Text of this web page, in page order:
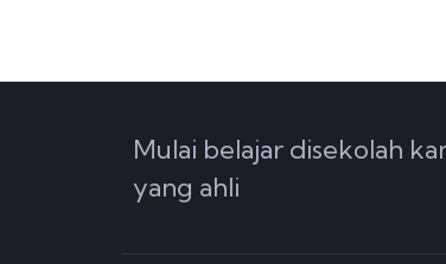
Mulai belajar disekolah
yang ahli